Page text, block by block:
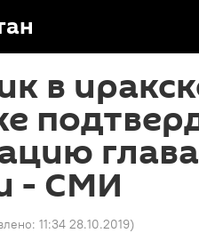
в
- СМИ
11:34 28.10.2019)